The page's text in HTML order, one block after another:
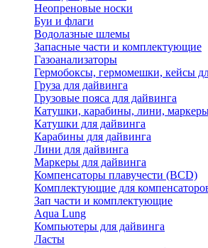
Неопреновые носки
Буи и флаги
Водолазные шлемы
Запасные части и комплектующие
Газоанализаторы
Гермобоксы, гермомешки, кейсы
Груза для дайвинга
Грузовые пояса для дайвинга
Катушки, карабины, лини,
Катушки для дайвинга
Карабины для дайвинга
Лини для дайвинга
Маркеры для дайвинга
Компенсаторы плавучести (BCD)
Комплектующие для
Зап части и комплектующие
Aqua Lung
Компьютеры для дайвинга
Ласты